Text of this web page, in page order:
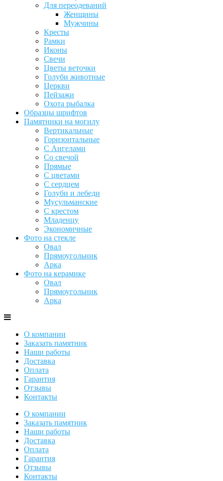
Для переодеваний
Женщины
Мужчины
Кресты
Рамки
Иконы
Свечи
Цветы веточки
Голуби животные
Церкви
Пейзажи
Охота рыбалка
Образцы шрифтов
Памятники на могилу
Вертикальные
Горизонтальные
С Ангелами
Со свечой
Прямые
С цветами
С сердцем
Голуби и лебеди
Мусульманские
С крестом
Младенцу
Экономичные
Фото на стекле
Овал
Прямоугольник
Арка
Фото на керамике
Овал
Прямоугольник
Арка
О компании
Заказать памятник
Наши работы
Доставка
Оплата
Гарантия
Отзывы
Контакты
О компании
Заказать памятник
Наши работы
Доставка
Оплата
Гарантия
Отзывы
Контакты